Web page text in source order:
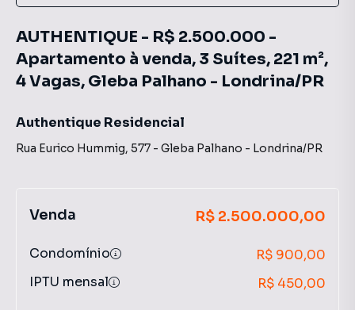
AUTHENTIQUE - R$ 2.500.000 -
Apartamento à venda, 3 Suítes, 221 m²,
4 Vagas, Gleba Palhano - Londrina/PR
Authentique Residencial
Rua Eurico Hummig, 577 - Gleba Palhano - Londrina/PR
Venda R$ 2.500.000,00
Condomínio
R$ 900,00
IPTU mensal
R$ 450,00